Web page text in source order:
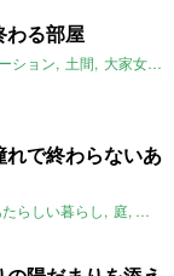
わる部屋
ション 土間 大家女子
で終わらないあ
らしい暮らし 庭 古民